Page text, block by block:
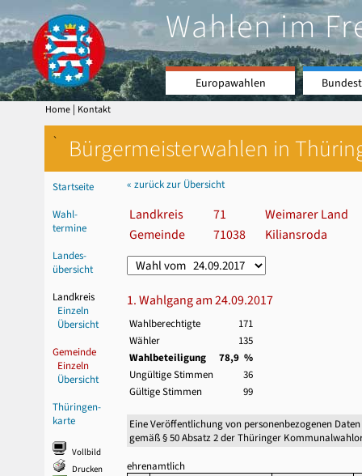
Wahlen im
Europawahlen
Home | Kontakt
` Bürgermeisterwahlen in
Startseite
Wahl-
termine
Landes-
übersicht
Landkreis
Einzeln
Übersicht
Gemeinde
Einzeln
Übersicht
Thüringen-
karte
Vollbild
Drucken
« zurück zur Übersicht
Landkreis 71
Weimarer Land
Gemeinde
71038 Kiliansroda
1. Wahlgang am 24.09.2017
Wahlberechtigte
171
Wähler
135
Wahlbeteiligung
78,9 %
Ungültige Stimmen
36
Gültige Stimmen
99
Eine Veröffentlichung von personenbezogenen
gemäß § 50 Absatz 2 der Thüringer
ehrenamtlich